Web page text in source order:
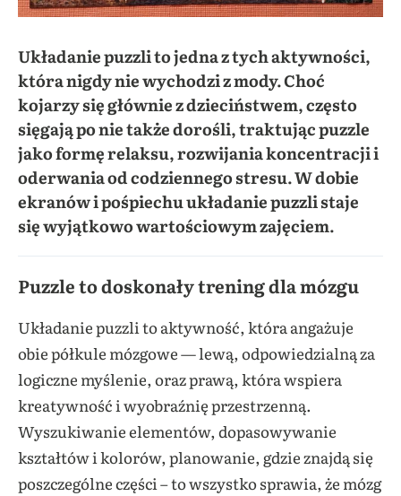
Układanie puzzli to jedna z tych aktywności,
która nigdy nie wychodzi z mody. Choć
kojarzy się głównie z dzieciństwem, często
sięgają po nie także dorośli, traktując puzzle
jako formę relaksu, rozwijania koncentracji i
oderwania od codziennego stresu. W dobie
ekranów i pośpiechu układanie puzzli staje
się wyjątkowo wartościowym zajęciem.
Puzzle to doskonały trening dla mózgu
Układanie puzzli to aktywność, która angażuje
obie półkule mózgowe — lewą, odpowiedzialną za
logiczne myślenie, oraz prawą, która wspiera
kreatywność i wyobraźnię przestrzenną.
Wyszukiwanie elementów, dopasowywanie
kształtów i kolorów, planowanie, gdzie znajdą się
poszczególne części – to wszystko sprawia, że mózg